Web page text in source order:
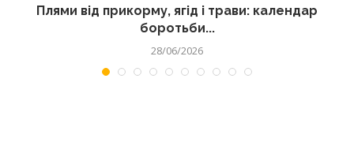
Плями від прикорму, ягід і трави: календар
боротьби...
28/06/2026